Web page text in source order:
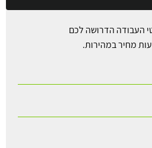
העבודה הדרושה לכם
מחיר במהירות.